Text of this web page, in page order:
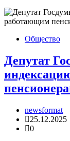
Общество
Депутат
newsformat
25.12.2025
0